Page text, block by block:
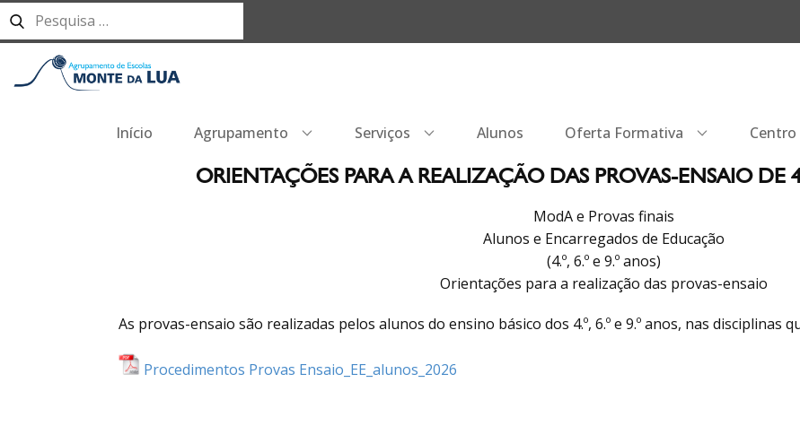
Início Agrupamento Serviços Alunos Oferta Formativa
ORIENTAÇÕES PARA A REALIZAÇÃO DAS PROVAS-ENSAIO DE
ModA e Provas finais
Alunos e Encarregados de Educação
(4.º, 6.º e 9.º anos)
Orientações para a realização das provas-ensaio
As provas-ensaio são realizadas pelos alunos do ensino básico dos 4.º, 6.º e 9.º anos, nas disciplinas
Procedimentos Provas Ensaio_EE_alunos_2026